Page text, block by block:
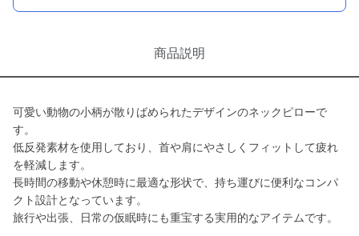
商品説明
可愛い動物の小柄が散りばめられたデザインのネックピローで
す。
低反発素材を使用しており、首や肩にやさしくフィットして疲れ
を軽減します。
長時間の移動や休憩時に最適な形状で、持ち運びに便利なコンパ
クト設計となっています。
旅行や出張、日常の仮眠時にも重宝する実用的なアイテムです。